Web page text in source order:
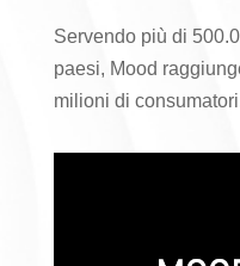
Servendo più di
paesi, Mood
milioni di